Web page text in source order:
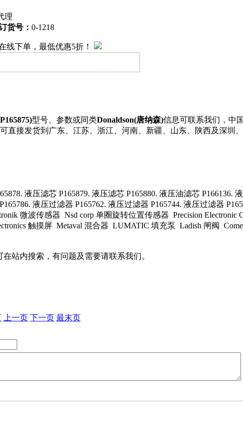
理
货号： 0-1218
线下单，最低优惠5折！
型号、参数或同类Donaldson(唐纳森)信息可联系我们，中
直接发货到广东、江苏、浙江、河南、新疆、山东、陕西及深圳
液压滤芯 P165879. 液压滤芯 P165880. 液压油滤芯 P166136.
液压过滤器 P165762. 液压过滤器 P165744. 液压过滤器
微波传感器 Nsd corp 单圈旋转位置传感器 Precision
触摸屏 Metaval 混合器 LUMATIC 填充泵 Ladish 闸阀
站内搜索，有问题及需要请联系我们。
上一页 下一页 最末页